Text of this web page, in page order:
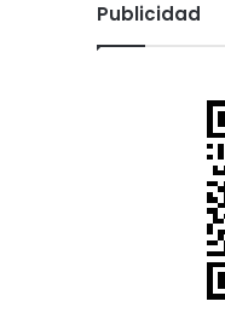
Publicidad